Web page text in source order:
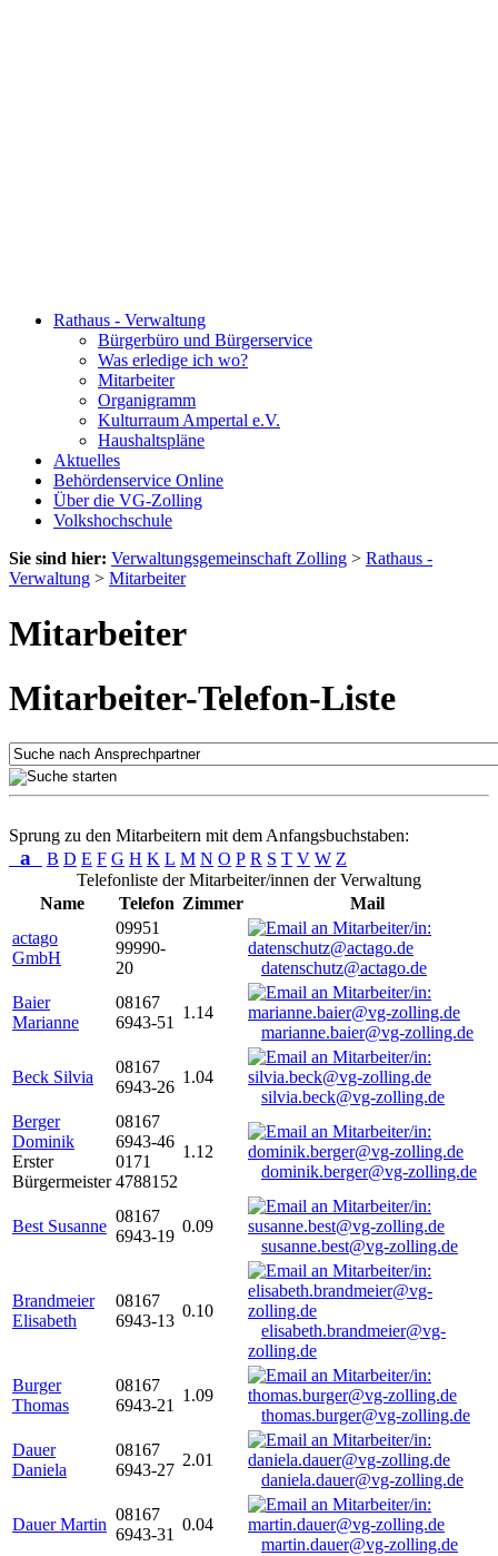
Rathaus - Verwaltung
Bürgerbüro und Bürgerservice
Was erledige ich wo?
Mitarbeiter
Organigramm
Kulturraum Ampertal e.V.
Haushaltspläne
Aktuelles
Behördenservice Online
Über die VG-Zolling
Volkshochschule
Sie sind hier: Verwaltungsgemeinschaft Zolling > Rathaus -
Verwaltung > Mitarbeiter
Mitarbeiter
Mitarbeiter-Telefon-Liste
Sprung zu den Mitarbeitern mit dem Anfangsbuchstaben:
a B D E F G H K L M N O P R S T V W Z
Telefonliste der Mitarbeiter/innen der Verwaltung
Name
Telefon Zimmer
Mail
actago
GmbH
09951
99990-
20
datenschutz@actago.de
Baier
Marianne
08167
6943-51
1.14
marianne.baier@vg-zolling.de
Beck Silvia
08167
6943-26
1.04
silvia.beck@vg-zolling.de
Berger
Dominik
Erster
Bürgermeister
08167
6943-46
0171
4788152
1.12
dominik.berger@vg-zolling.de
Best Susanne
08167
6943-19
0.09
susanne.best@vg-zolling.de
Brandmeier
Elisabeth
08167
6943-13
0.10
elisabeth.brandmeier@vg-
zolling.de
Burger
Thomas
08167
6943-21
1.09
thomas.burger@vg-zolling.de
Dauer
Daniela
08167
6943-27
2.01
daniela.dauer@vg-zolling.de
Dauer Martin
08167
6943-31
0.04
martin.dauer@vg-zolling.de